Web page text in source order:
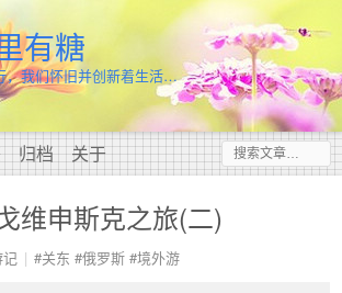
有糖
，我们怀旧并创新着生活…
归档 关于
维申斯克之旅(二)
#关东 #俄罗斯 #境外游